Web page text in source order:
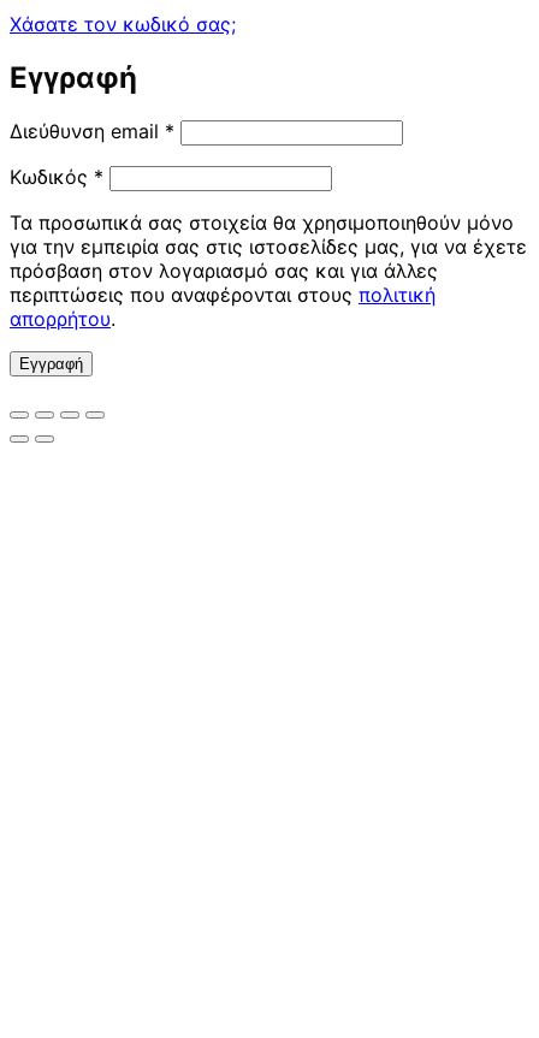
Χάσατε τον κωδικό σας;
Εγγραφή
Διεύθυνση email * Απαιτείται
Κωδικός * Απαιτείται
Τα προσωπικά σας στοιχεία θα χρησιμοποιηθούν μόνο
για την εμπειρία σας στις ιστοσελίδες μας, για να έχετε
πρόσβαση στον λογαριασμό σας και για άλλες
περιπτώσεις που αναφέρονται στους πολιτική
απορρήτου.
Εγγραφή